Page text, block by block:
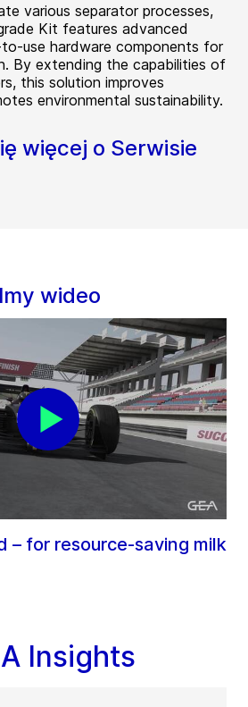
various separator processes,
Kit features advanced
use hardware components for
By extending the capabilities of
this solution improves
environmental sustainability.
więcej o Serwisie
wideo
– for resource-saving milk
Insights